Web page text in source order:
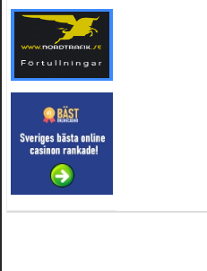
Mrhandsome:SÃ¶ker defekta/trasiga
pÃ¥ 0709955029 eller
mvh Hugo
21 februari 2025 kl. 09:25:52
Oscar5:NÃ¥gon som vet vad man kan
4 februari 2025 kl. 19:20:50
Oscar5:44
4 februari 2025 kl. 19:15:36
Greger59:NÃ¤gon som vet har en Cetek
15 januari 2025 kl. 23:49:44
Mrhandsome:SÃÂ¶ker defekta/trasiga